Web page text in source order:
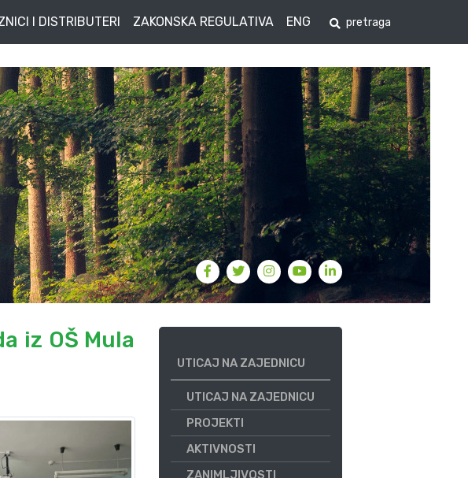
I DISTRIBUTERI ZAKONSKA REGULATIVA ENG
iz OŠ Mula
UTICAJ NA ZAJEDNICU
UTICAJ NA ZAJEDNICU
PROJEKTI
AKTIVNOSTI
ZANIMLJIVOSTI